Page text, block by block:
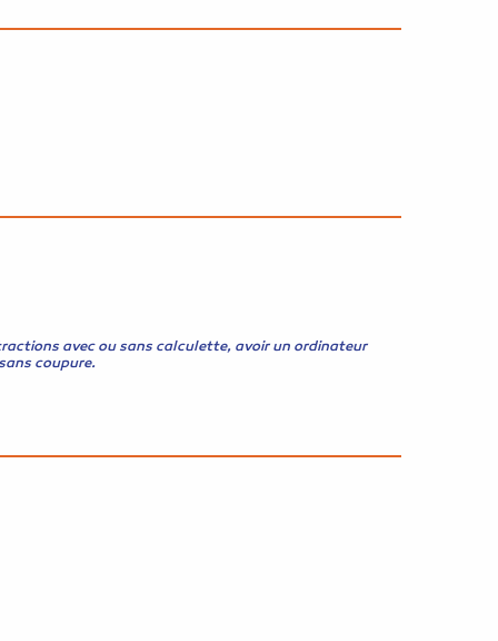
avec ou sans calculette, avoir un ordinateur
coupure.